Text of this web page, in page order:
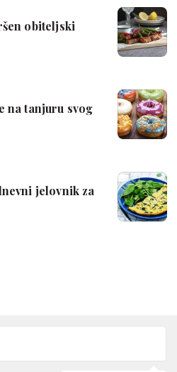
obiteljski
na tanjuru svog
jelovnik za